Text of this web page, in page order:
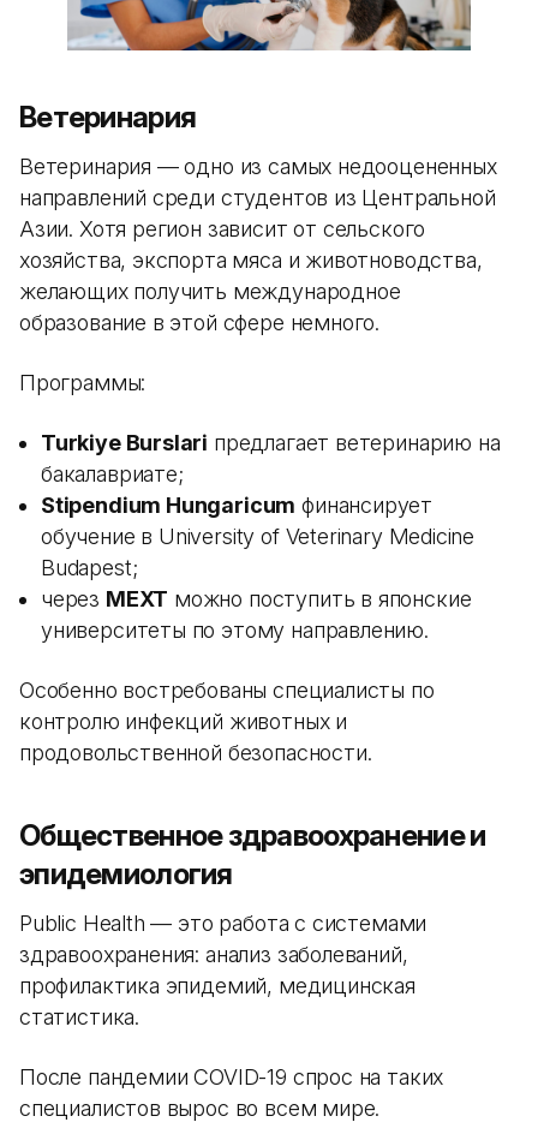
Ветеринария
Ветеринария — одно из самых недооцененных
направлений среди студентов из Центральной
Азии. Хотя регион зависит от сельского
хозяйства, экспорта мяса и животноводства,
желающих получить международное
образование в этой сфере немного.
Программы:
Turkiye Burslari предлагает ветеринарию на
бакалавриате;
Stipendium Hungaricum финансирует
обучение в University of Veterinary Medicine
Budapest;
через MEXT можно поступить в японские
университеты по этому направлению.
Особенно востребованы специалисты по
контролю инфекций животных и
продовольственной безопасности.
Общественное здравоохранение и
эпидемиология
Public Health — это работа с системами
здравоохранения: анализ заболеваний,
профилактика эпидемий, медицинская
статистика.
После пандемии COVID-19 спрос на таких
специалистов вырос во всем мире.